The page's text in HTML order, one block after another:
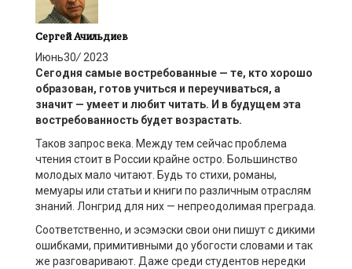
Сергей Ачильдиев
Июнь30/2023
Сегодня самые востребованные — те, кто хорошо
образован, готов учиться и переучиваться, а
значит — умеет и любит читать. И в будущем эта
востребованность будет возрастать.
Таков запрос века. Между тем сейчас проблема
чтения стоит в России крайне остро. Большинство
молодых мало читают. Будь то стихи, романы,
мемуары или статьи и книги по различным отраслям
знаний. Лонгрид для них — непреодолимая преграда.
Соответственно, и эсэмэски свои они пишут с дикими
ошибками, примитивными до убогости словами и так
же разговаривают. Даже среди студентов нередки